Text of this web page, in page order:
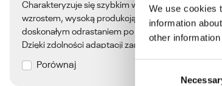
We use cookies
information
other
Charakteryzuje się szybkim wiosennym
wzrostem, wysoką produkcją biomasy i
doskonałym odrastaniem po pokosie.
Dzięki zdolności adaptacji zarówno do
suchszych, jak i wilgotniejszych
stanowisk sprawdzi się w różnych
Porównaj